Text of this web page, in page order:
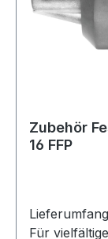
Zubehör
16 FFP
Für